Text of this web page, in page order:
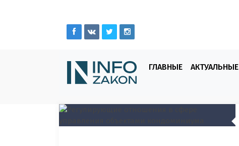
ГЛАВНЫЕ АКТУАЛЬНЫЕ